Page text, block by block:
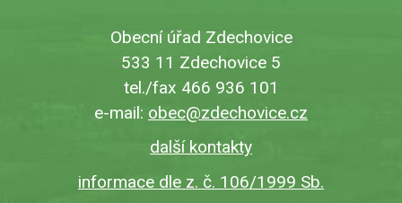
Obecní úřad Zdechovice
533 11 Zdechovice 5
tel./fax 466 936 101
e-mail: obec@zdechovice.cz
další kontakty
informace dle z. č. 106/1999 Sb.